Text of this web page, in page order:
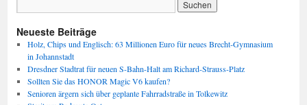
Neueste Beiträge
Holz, Chips und Englisch: 63 Millionen Euro für neues Brecht-Gymnasium
in Johannstadt
Dresdner Stadtrat für neuen S-Bahn-Halt am Richard-Strauss-Platz
Sollten Sie das HONOR Magic V6 kaufen?
Senioren ärgern sich über geplante Fahrradstraße in Tolkewitz